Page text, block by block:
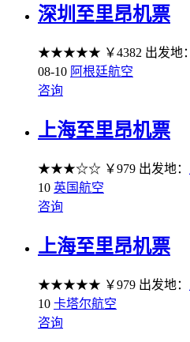
深圳至里昂机票
★★★★★ ￥4382 出发地：
08-10 阿根廷航空
咨询
上海至里昂机票
★★★☆☆ ￥979 出发地：
10 英国航空
咨询
上海至里昂机票
★★★★★ ￥979 出发地：
10 卡塔尔航空
咨询